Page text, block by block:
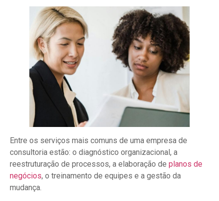
Entre os serviços mais comuns de uma empresa de
consultoria estão: o diagnóstico organizacional, a
reestruturação de processos, a elaboração de planos de
negócios, o treinamento de equipes e a gestão da
mudança.